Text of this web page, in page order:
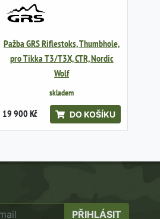
Pažba GRS Riflestoks, Thumbhole,
pro Tikka T3/T3X, CTR, Nordic
Wolf
skladem
19 900 Kč DO KOŠÍKU
PŘIHLÁSIT